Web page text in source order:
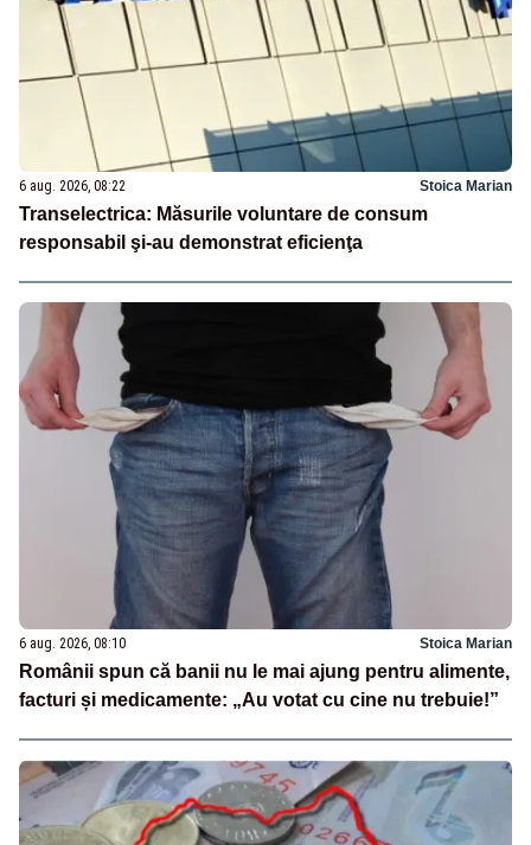
6 aug. 2026, 08:22 Stoica Marian
Transelectrica: Măsurile voluntare de consum
responsabil şi-au demonstrat eficienţa
6 aug. 2026, 08:10 Stoica Marian
Românii spun că banii nu le mai ajung pentru alimente,
facturi și medicamente: „Au votat cu cine nu trebuie!”